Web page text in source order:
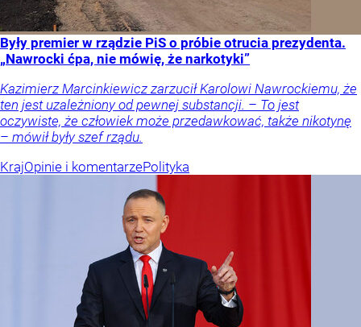
Były premier w rządzie PiS o próbie otrucia prezydenta.
„Nawrocki ćpa, nie mówię, że narkotyki”
Kazimierz Marcinkiewicz zarzucił Karolowi Nawrockiemu, że
ten jest uzależniony od pewnej substancji. – To jest
oczywiste, że człowiek może przedawkować, także nikotynę
– mówił były szef rządu.
KrajOpinie i komentarzePolityka